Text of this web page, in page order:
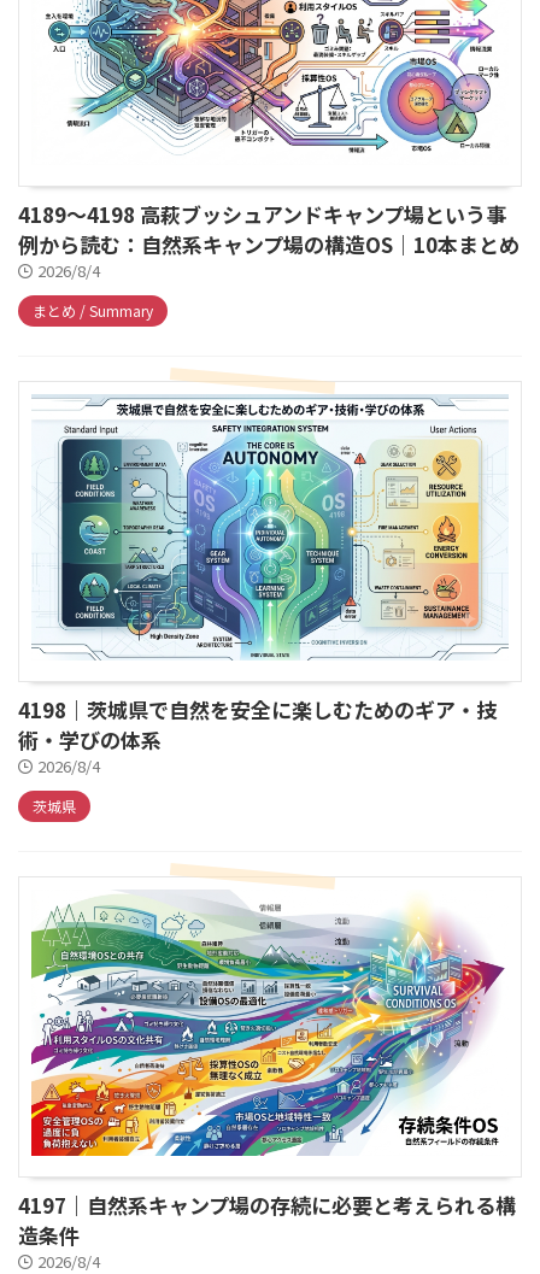
4189～4198 高萩ブッシュアンドキャンプ場という事
例から読む：自然系キャンプ場の構造OS｜10本まとめ
2026/8/4
まとめ / Summary
4198｜茨城県で自然を安全に楽しむためのギア・技
術・学びの体系
2026/8/4
茨城県
4197｜自然系キャンプ場の存続に必要と考えられる構
造条件
2026/8/4